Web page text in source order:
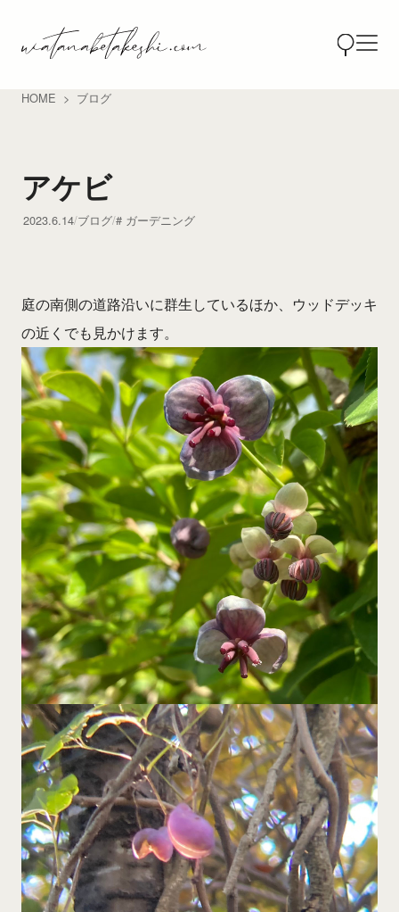
HOME ブログ
アケビ
2023.6.14 ブログ ガーデニング
庭の南側の道路沿いに群生しているほか、ウッドデッキ
の近くでも見かけます。